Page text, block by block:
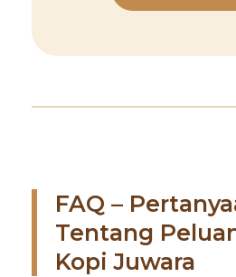
FAQ –
Tentang
Kopi Juwara